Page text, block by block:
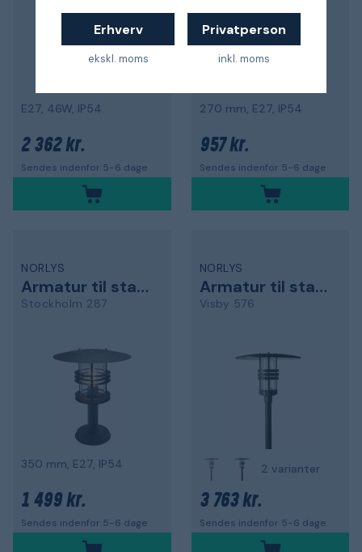
Erhverv
ekskl. moms
Privatperson
inkl. moms
E27, 46W, IP54
2 362 kr.
Sendes indenfor 5-6 dage
270 mm, E27, IP54
957 kr.
Sendes indenfor 5-6 dage
NORLYS
Armatur til stang
Stockholm 287
350 mm, E27, IP54
1 499 kr.
Sendes indenfor 5-6 dage
NORLYS
Armatur til stang
Visby 576
2 varianter
3 763 kr.
Sendes indenfor 5-6 dage